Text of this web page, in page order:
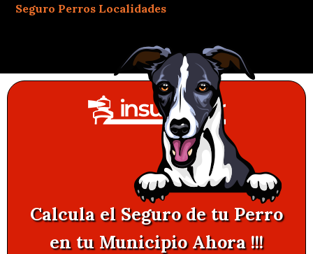
Seguro Perros Localidades
Calcula el Seguro de tu Perro
en tu Municipio Ahora !!!